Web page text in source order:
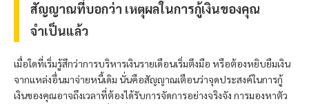
สัญญาณที่บอกว่า เหตุผลในการกู้เงินของคุณ
จำเป็นแล้ว
เมื่อใดที่เริ่มรู้สึกว่าการบริหารเงินรายเดือนเริ่มตึงมือ หรือต้องหยิบยืมเงิน
จากแหล่งอื่นมาจ่ายหนี้เดิม นั่นคือสัญญาณเตือนว่าจุดประสงค์ในการกู้
เงินของคุณอาจถึงเวลาที่ต้องได้รับการจัดการอย่างจริงจัง การมองหาตัว